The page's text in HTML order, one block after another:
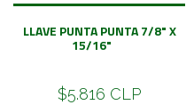
LLAVE PUNTA PUNTA 7/8" X
15/16"
$5.816 CLP